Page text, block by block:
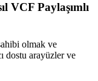
VCF Paylaşımlı
olmak ve
dostu arayüzler ve